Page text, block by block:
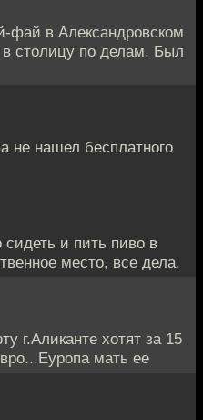
фай в Александровском
столицу по делам. Был
не нашел бесплатного
и пить пиво в
место, все дела.
г.Аликанте хотят за 15
мать ее